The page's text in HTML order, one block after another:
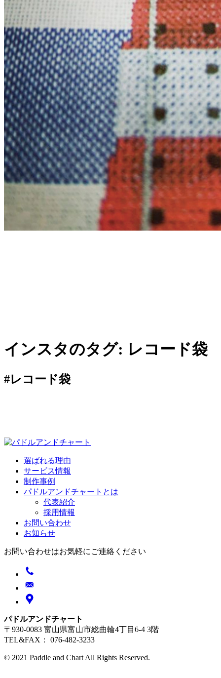
インスタのタグ: レコード袋
#レコード袋
選ばれる理由
サービス情報
制作事例
パドルアンドチャートとは
代表紹介
採用情報
お問い合わせ
お知らせ
お問い合わせはお気軽にご連絡ください
パドルアンドチャート
〒930-0083 富山県富山市総曲輪4丁目6-4 3階
TEL&FAX： 076-482-3233
© 2021 Paddle and Chart All Rights Reserved.